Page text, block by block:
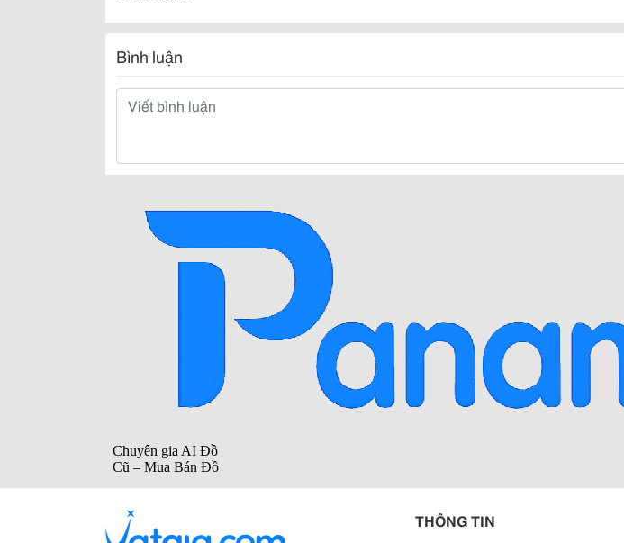
Bình luận
THÔNG TIN